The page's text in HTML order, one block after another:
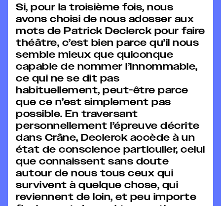
Si, pour la troisième fois, nous
avons choisi de nous adosser aux
mots de Patrick Declerck pour faire
théâtre, c’est bien parce qu’il nous
semble mieux que quiconque
capable de nommer l’innommable,
ce qui ne se dit pas
habituellement, peut-être parce
que ce n’est simplement pas
possible. En traversant
personnellement l’épreuve décrite
dans Crâne, Declerck accède à un
état de conscience particulier, celui
que connaissent sans doute
autour de nous tous ceux qui
survivent à quelque chose, qui
reviennent de loin, et peu importe